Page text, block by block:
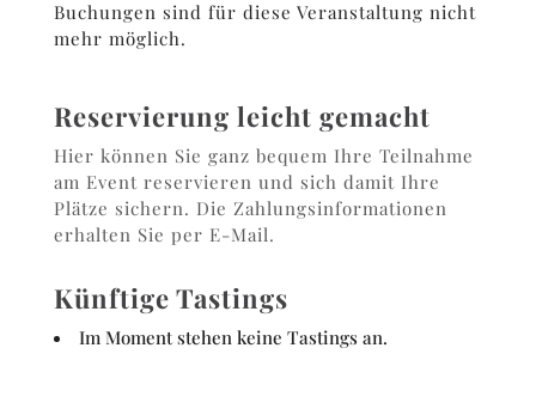
Buchungen sind für diese Veranstaltung nicht
mehr möglich.
Reservierung leicht gemacht
Hier können Sie ganz bequem Ihre Teilnahme
am Event reservieren und sich damit Ihre
Plätze sichern. Die Zahlungsinformationen
erhalten Sie per E-Mail.
Künftige Tastings
Im Moment stehen keine Tastings an.